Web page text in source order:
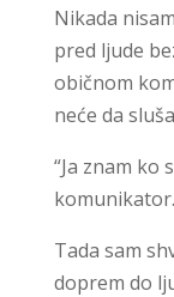
Nikada
pred ljude
običnom
neće da
“Ja znam ko
Tada sam
doprem do